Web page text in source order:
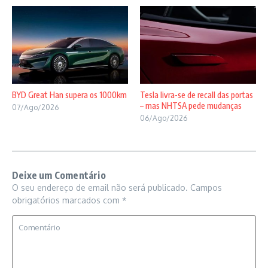
BYD Great Han supera os 1000km
07/Ago/2026
Tesla livra-se de recall das portas
– mas NHTSA pede mudanças
06/Ago/2026
Deixe um Comentário
O seu endereço de email não será publicado. Campos
obrigatórios marcados com *